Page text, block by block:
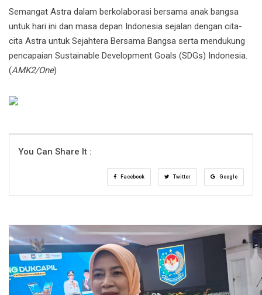
Semangat Astra dalam berkolaborasi bersama anak bangsa
untuk hari ini dan masa depan Indonesia sejalan dengan cita-
cita Astra untuk Sejahtera Bersama Bangsa serta mendukung
pencapaian Sustainable Development Goals (SDGs) Indonesia.
(AMK2/One)
You Can Share It :
Facebook Twitter Google